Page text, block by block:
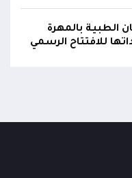
الطبية بالمهرة
للافتتاح الرسمي